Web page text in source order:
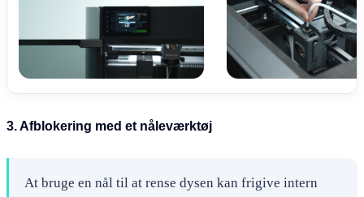
3. Afblokering med et nåleværktøj
At bruge en nål til at rense dysen kan frigive intern